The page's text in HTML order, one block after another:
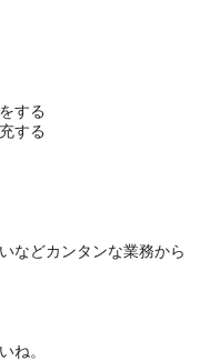
する
する
などカンタンな業務から
ね。